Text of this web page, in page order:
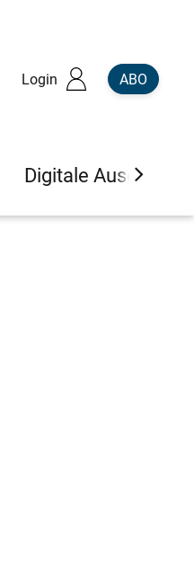
Login ABO
Digitale Ausgaben